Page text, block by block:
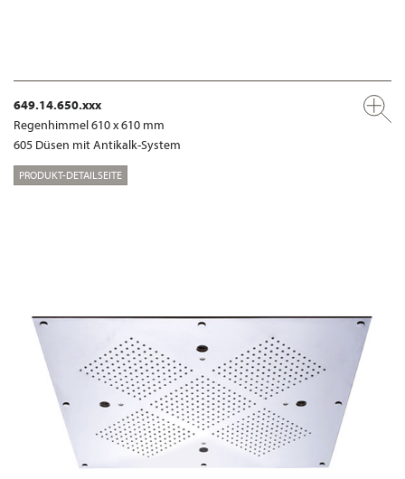
649.14.650.xxx
Regenhimmel 610 x 610 mm
605 Düsen mit Antikalk-System
PRODUKT-DETAILSEITE